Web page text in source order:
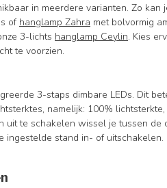
in meerdere varianten. Zo kan
of hanglamp Zahra met bolvormig
3-lichts hanglamp Ceylin. Kies
te voorzien.
3-staps dimbare LEDs. Dit
namelijk: 100%
uit te schakelen wissel je tussen
ingestelde stand in- of